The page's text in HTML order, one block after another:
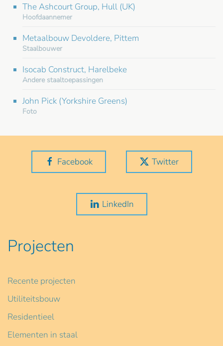
The Ashcourt Group, Hull (UK)
Hoofdaannemer
Metaalbouw Devoldere, Pittem
Staalbouwer
Isocab Construct, Harelbeke
Andere staaltoepassingen
John Pick (Yorkshire Greens)
Foto
Facebook Twitter
LinkedIn
Projecten
Recente projecten
Utiliteitsbouw
Residentieel
Elementen in staal